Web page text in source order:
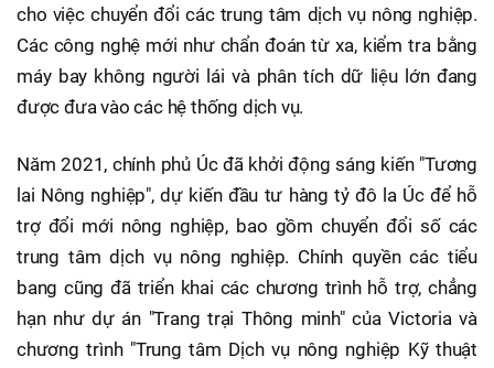
cho việc chuyển đổi các trung tâm dịch vụ nông nghiệp.
Các công nghệ mới như chẩn đoán từ xa, kiểm tra bằng
máy bay không người lái và phân tích dữ liệu lớn đang
được đưa vào các hệ thống dịch vụ.
Năm 2021, chính phủ Úc đã khởi động sáng kiến "Tương
lai Nông nghiệp", dự kiến đầu tư hàng tỷ đô la Úc để hỗ
trợ đổi mới nông nghiệp, bao gồm chuyển đổi số các
trung tâm dịch vụ nông nghiệp. Chính quyền các tiểu
bang cũng đã triển khai các chương trình hỗ trợ, chẳng
hạn như dự án "Trang trại Thông minh" của Victoria và
chương trình "Trung tâm Dịch vụ nông nghiệp Kỹ thuật